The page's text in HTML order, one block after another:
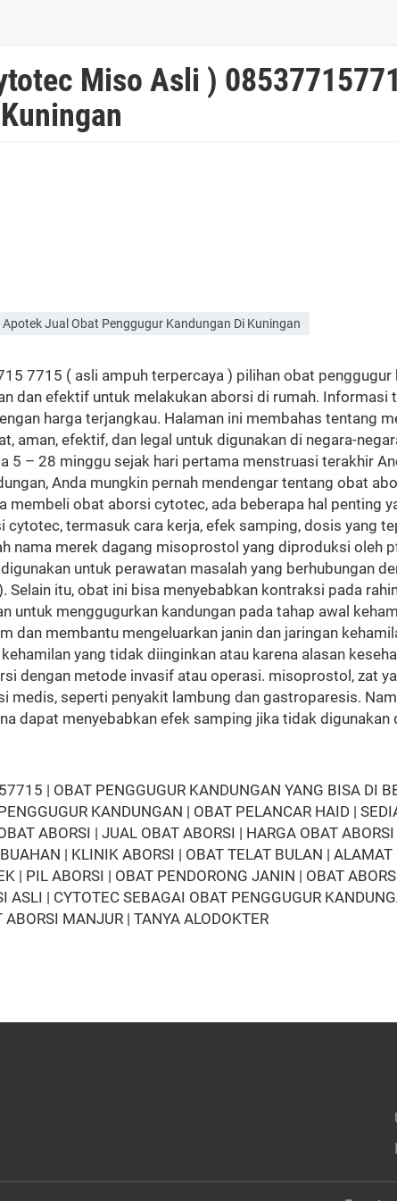
Miso Asli )
Jual Obat Penggugur Kandungan Di Kuningan
7715 ( asli ampuh terpercaya ) pilihan obat
dan efektif untuk melakukan aborsi di rumah.
harga terjangkau. Halaman ini membahas tentang
efektif, dan legal untuk digunakan di negara-
5 – 28 minggu sejak hari pertama menstruasi terakhir
Anda mungkin pernah mendengar tentang obat
membeli obat aborsi cytotec, ada beberapa hal penting
termasuk cara kerja, efek samping, dosis yang
nama merek dagang misoprostol yang diproduksi oleh
untuk perawatan masalah yang berhubungan
itu, obat ini bisa menyebabkan kontraksi pada
untuk menggugurkan kandungan pada tahap awal
dan membantu mengeluarkan janin dan jaringan
yang tidak diinginkan atau karena alasan
dengan metode invasif atau operasi. misoprostol, zat
medis, seperti penyakit lambung dan gastroparesis.
dapat menyebabkan efek samping jika tidak digunakan
| OBAT PENGGUGUR KANDUNGAN YANG BISA DI
KANDUNGAN | OBAT PELANCAR HAID |
ABORSI | JUAL OBAT ABORSI | HARGA OBAT
| KLINIK ABORSI | OBAT TELAT BULAN | ALAMAT
| PIL ABORSI | OBAT PENDORONG JANIN | OBAT
ASLI | CYTOTEC SEBAGAI OBAT PENGGUGUR
MANJUR | TANYA ALODOKTER